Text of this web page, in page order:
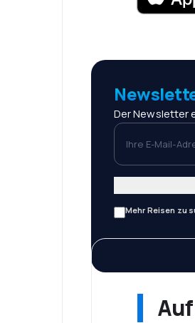
Der Newsletter
Ihre E-Mail-
Mehr Reisen zu